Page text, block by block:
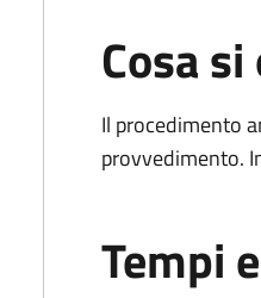
Cosa
Il procedimento
provvedimento.
Tempi